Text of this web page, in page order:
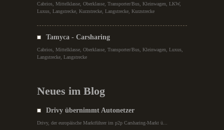
Cabrios, Mittelklasse, Oberklasse, Transporter/Bus, Kleinwagen, LKW,
Luxus, Langstrecke, Kurzstrecke, Langstrecke, Kurzstrecke
Tamyca - Carsharing
Cabrios, Mittelklasse, Oberklasse, Transporter/Bus, Kleinwagen, Luxus,
Langstrecke, Langstrecke
Neues im Blog
Drivy übernimmt Autonetzer
Drivy, der europäische Marktführer im p2p Carsharing-Markt ü...